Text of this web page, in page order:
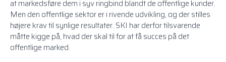
at markedsføre dem i syv ringbind blandt de offentlige kunder.
Men den offentlige sektor er i rivende udvikling, og der stilles
højere krav til synlige resultater. SKI har derfor tilsvarende
måtte kigge på, hvad der skal til for at få succes på det
offentlige marked.